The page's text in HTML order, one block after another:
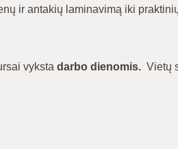
ir antakių laminavimą iki
vyksta darbo dienomis. Vietų